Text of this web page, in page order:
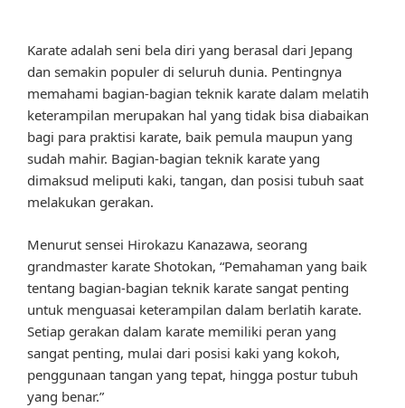
Karate adalah seni bela diri yang berasal dari Jepang
dan semakin populer di seluruh dunia. Pentingnya
memahami bagian-bagian teknik karate dalam melatih
keterampilan merupakan hal yang tidak bisa diabaikan
bagi para praktisi karate, baik pemula maupun yang
sudah mahir. Bagian-bagian teknik karate yang
dimaksud meliputi kaki, tangan, dan posisi tubuh saat
melakukan gerakan.
Menurut sensei Hirokazu Kanazawa, seorang
grandmaster karate Shotokan, “Pemahaman yang baik
tentang bagian-bagian teknik karate sangat penting
untuk menguasai keterampilan dalam berlatih karate.
Setiap gerakan dalam karate memiliki peran yang
sangat penting, mulai dari posisi kaki yang kokoh,
penggunaan tangan yang tepat, hingga postur tubuh
yang benar.”